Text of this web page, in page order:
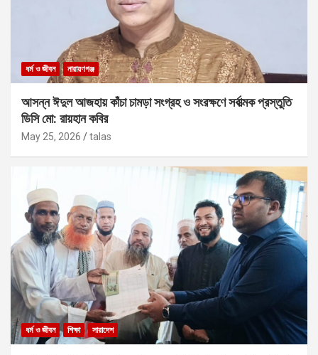
ধর্ম ও জীবন নারায়ণগঞ্জ
আসন্ন ঈদুল আজহায় কাঁচা চামড়া সংগ্রহ ও সংরক্ষণে সর্বাত্মক প্রস্তুতি
ডিসি মো: রায়হান কবির
May 25, 2026 talas
ধর্ম ও জীবন শিক্ষা সারাদেশ